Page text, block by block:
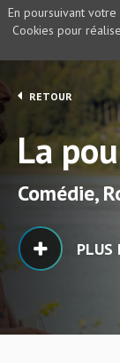
RETOUR
La
Comédie,
PLUS
En poursuivant
Cookies pour